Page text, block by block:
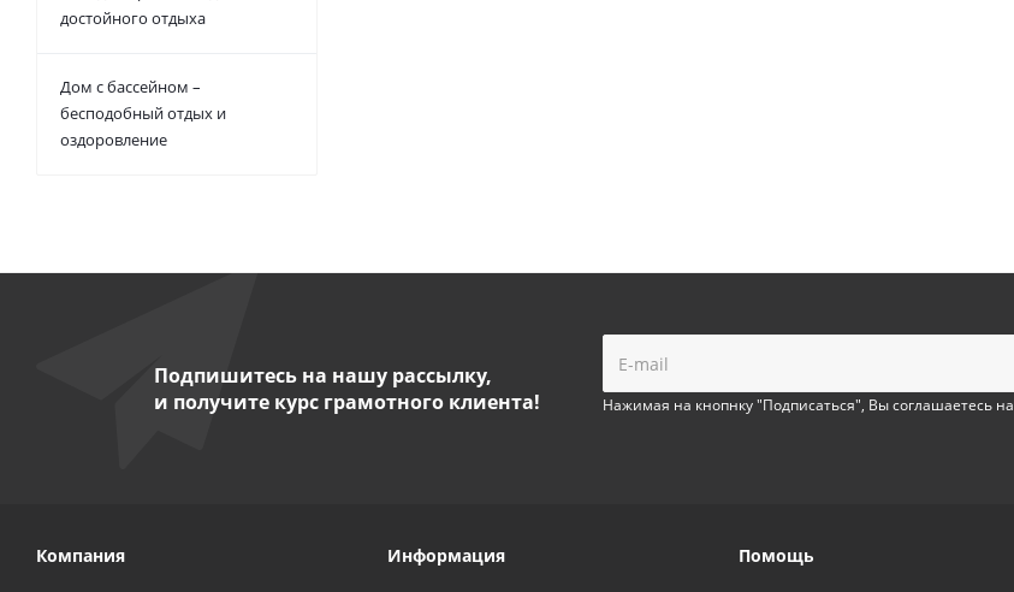
достойного отдыха
Дом с бассейном –
бесподобный отдых и
оздоровление
Подпишитесь на нашу рассылку,
и получите курс грамотного клиента!
Нажимая на кнопнку "Подписаться", Вы соглашаетесь на
Компания Информация Помощь